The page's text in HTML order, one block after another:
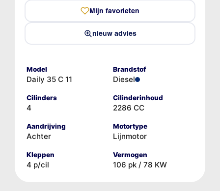
Mijn favorieten
nieuw advies
Model
Daily 35 C 11
Brandstof
Diesel
Cilinders
4
Cilinderinhoud
2286 CC
Aandrijving
Achter
Motortype
Lijnmotor
Kleppen
4 p/cil
Vermogen
106 pk / 78 KW